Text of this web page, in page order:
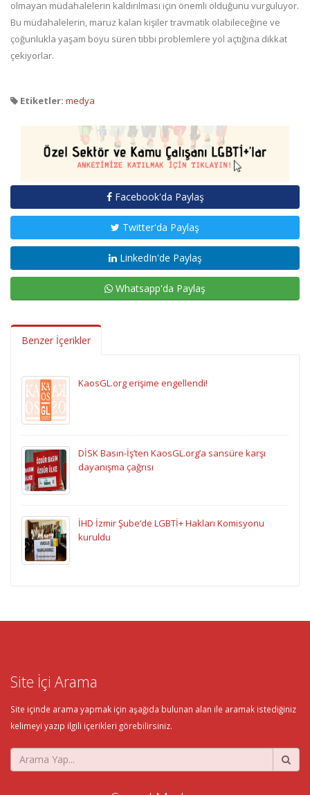
olmayan müdahalelerin kaldırılması için önemli olduğunu vurguluyor.
Bu müdahalelerin, maruz kalan kişiler travmatik olabileceğine ve
çoğunlukla yaşam boyu süren tıbbi problemlere yol açtığına dikkat
çekiyorlar.
Etiketler: medya
Facebook'da Paylaş
Twitter'da Paylaş
LinkedIn'de Paylaş
Whatsapp'da Paylaş
Benzer İçerikler
KaosGL.org erişime engellendi!
DİSK Basın-İş’ten KaosGL.org’a sansüre karşı
dayanışma çağrısı
İHD İzmir Şube’de LGBTİ+ Hakları Komisyonu
kuruldu
Site İçi Arama
Site içinde arama yapmak için aşağıda bulunan alan ile aramak istediğiniz
kelimeyi yazıp ilgili içerikleri görebilirsiniz.